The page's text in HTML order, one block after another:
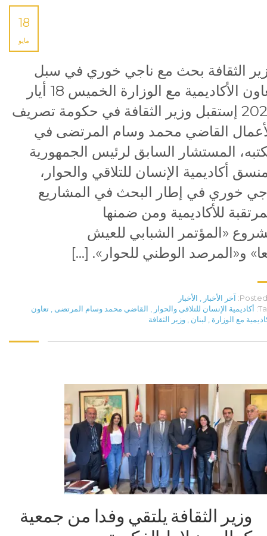
18
مايو
الثقافة بحث مع ناجي خوري في سبل
تعاون الأكاديمية مع الوزارة الخميس 18 أيار
2023 إستقبل وزير الثقافة في حكومة تصريف
القاضي محمد وسام المرتضى في
المستشار السابق لرئيس الجمهورية
أكاديمية الإنسان للتلاقي والحوار،
خوري في إطار البحث في المشاريع
للأكاديمية ومن ضمنها
«المؤتمر الشبابي للعيش
و«المرصد الوطني للحوار». […]
Posted آخر الأخبار
الأخبار
أكاديمية الإنسان للتلاقي والحوار القاضي محمد وسام المرتضى
تعاون
مع الوزارة
لبنان وزير الثقافة
وزير الثقافة يلتقي وفدا من جمعية